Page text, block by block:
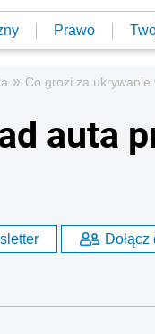
Prawo
» Co grozi za
auta